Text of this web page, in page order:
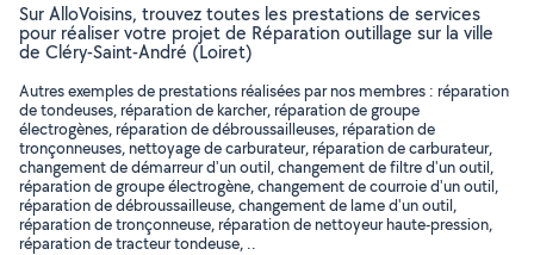
Sur AlloVoisins, trouvez toutes les prestations de services
pour réaliser votre projet de Réparation outillage sur la ville
de Cléry-Saint-André (Loiret)
Autres exemples de prestations réalisées par nos membres : réparation
de tondeuses, réparation de karcher, réparation de groupe
électrogènes, réparation de débroussailleuses, réparation de
tronçonneuses, nettoyage de carburateur, réparation de carburateur,
changement de démarreur d'un outil, changement de filtre d'un outil,
réparation de groupe électrogène, changement de courroie d'un outil,
réparation de débroussailleuse, changement de lame d'un outil,
réparation de tronçonneuse, réparation de nettoyeur haute-pression,
réparation de tracteur tondeuse, ..